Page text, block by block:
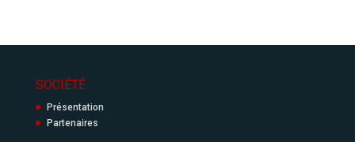
SOCIÉTÉ
Présentation
Partenaires